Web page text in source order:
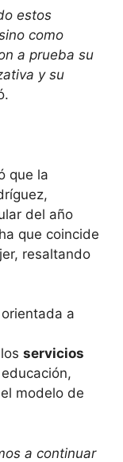
estos
como
a prueba su
y su
que la
del año
que coincide
resaltando
a
servicios
modelo de
a continuar